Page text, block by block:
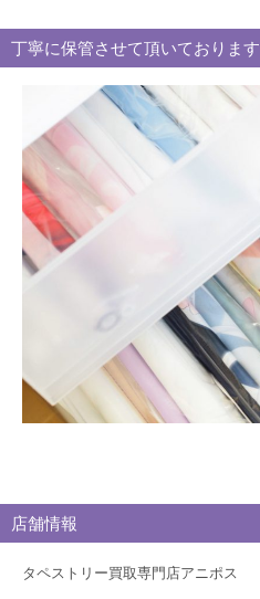
リ
ー
ロ
グ
丁寧に保管させて頂いております
店舗情報
タペストリー買取専門店アニポス